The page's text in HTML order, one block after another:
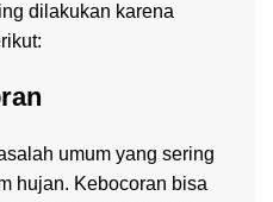
dilakukan karena
umum yang sering
hujan. Kebocoran bisa